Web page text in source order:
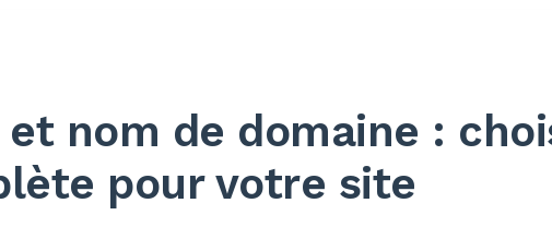
nom de domaine :
pour votre site